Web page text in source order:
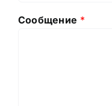
Сообщение *